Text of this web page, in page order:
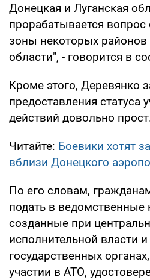
Донецкая и Луганская
прорабатывается
зоны некоторых районов
области", - говорится в
Кроме этого, Деревянко
предоставления статуса
действий довольно
Читайте: Боевики хотят
вблизи Донецкого
По его словам,
подать в ведомственные
созданные при
исполнительной власти и
государственных
участии в АТО,